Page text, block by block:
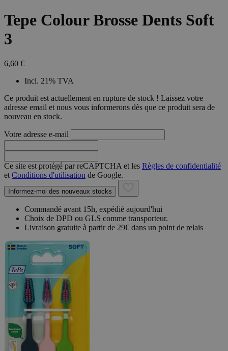
Tepe Colour Brosse Dents Soft
3
6,60 €
Incl. 21% TVA
Ce produit est actuellement en rupture de stock ! Laissez votre
adresse email et nous vous informerons dès que ce produit sera de
nouveau en stock.
Votre adresse e-mail
Ce site est protégé par reCAPTCHA et les Règles de confidentialité
et Conditions d'utilisation de Google.
Informez-moi des nouveaux stocks
Commandé avant 15h, expédié aujourd'hui
Choix de DPD ou GLS comme transporteur.
Livraison gratuite à partir de 29€ dans un point de relais